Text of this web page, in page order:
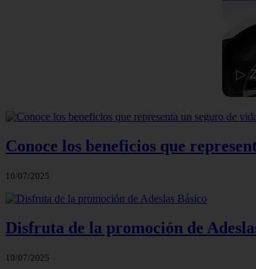
▷
Conoce los beneficios que
10/07/2025
Disfruta de la promoción de
10/07/2025